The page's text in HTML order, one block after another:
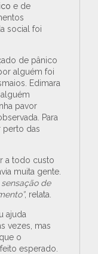
e de
social foi
de pânico
alguém foi
Edimara
pavor
Para
perto das
a todo custo
muita gente.
sensação de
, relata.
ajuda
vezes, mas
o
esperado.